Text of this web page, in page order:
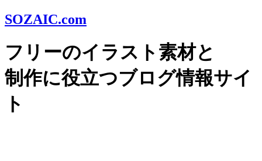
SOZAIC.com
フリーのイラスト素材と
制作に役立つブログ情報サイ
ト